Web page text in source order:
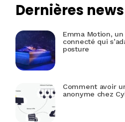
Dernières news
Emma Motion,
connecté qui
posture
Comment avoir
anonyme chez